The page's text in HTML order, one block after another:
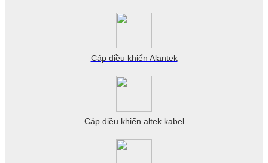
Cáp điều khiển Alantek
Cáp điều khiển altek kabel